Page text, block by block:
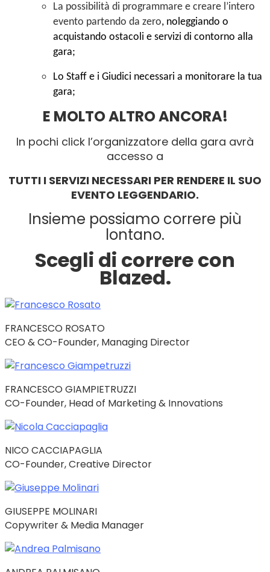
La possibilità di programmare e creare l’intero
evento partendo da zero, noleggiando o
acquistando ostacoli e servizi di contorno alla
gara;
Lo Staff e i Giudici necessari a monitorare la tua
gara;
E MOLTO ALTRO ANCORA!
In pochi click l’organizzatore della gara avrà
accesso a
TUTTI I SERVIZI NECESSARI PER RENDERE IL SUO
EVENTO LEGGENDARIO.
Insieme possiamo correre più
lontano.
Scegli di correre con
Blazed.
FRANCESCO ROSATO
CEO & CO-Founder, Managing Director
FRANCESCO GIAMPIETRUZZI
CO-Founder, Head of Marketing & Innovations
NICO CACCIAPAGLIA
CO-Founder, Creative Director
GIUSEPPE MOLINARI
Copywriter & Media Manager